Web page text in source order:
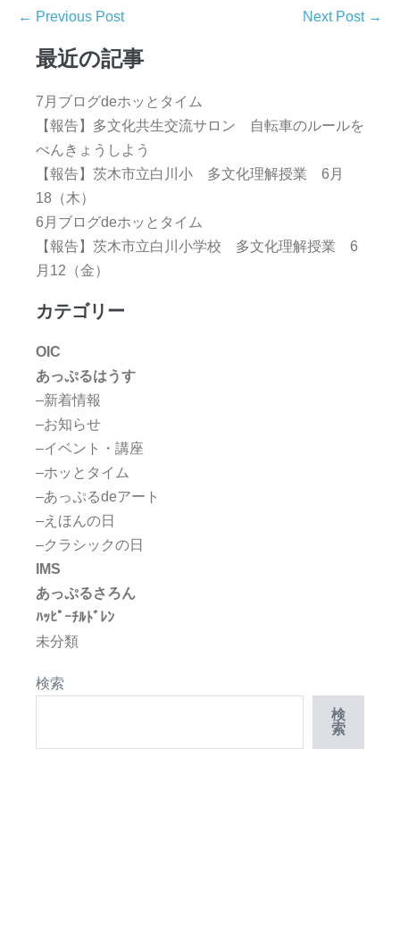
← Previous Post Next Post →
最近の記事
7月ブログdeホッとタイム
【報告】多文化共生交流サロン 自転車のルールを
べんきょうしよう
【報告】茨木市立白川小 多文化理解授業 6月
18（木）
6月ブログdeホッとタイム
【報告】茨木市立白川小学校 多文化理解授業 6
月12（金）
カテゴリー
OIC
あっぷるはうす
–新着情報
–お知らせ
–イベント・講座
–ホッとタイム
–あっぷるdeアート
–えほんの日
–クラシックの日
IMS
あっぷるさろん
ﾊｯﾋﾟｰﾁﾙﾄﾞﾚﾝ
未分類
検索
検
索